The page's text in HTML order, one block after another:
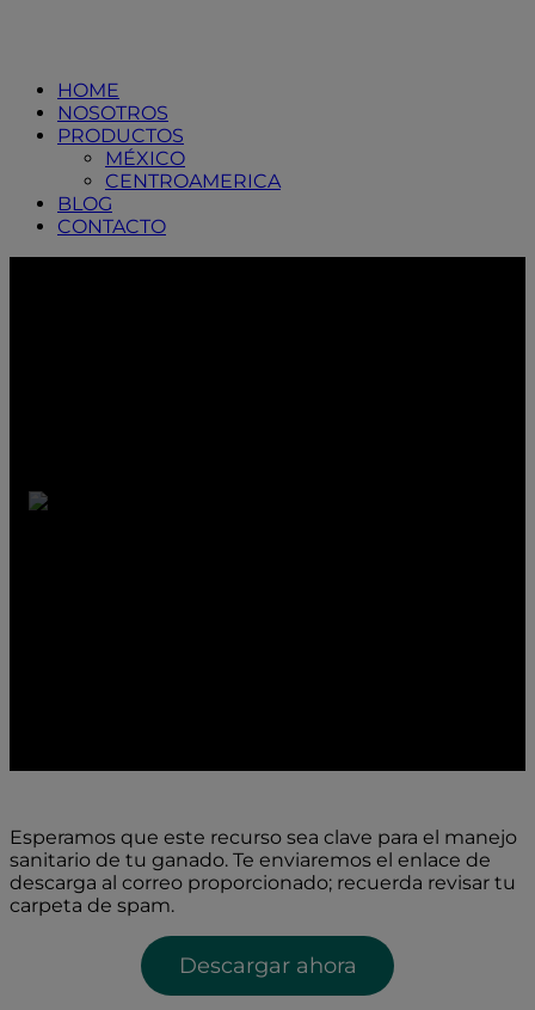
HOME
NOSOTROS
PRODUCTOS
MÉXICO
CENTROAMERICA
BLOG
CONTACTO
Esperamos que este recurso sea clave para el manejo
sanitario de tu ganado. Te enviaremos el enlace de
descarga al correo proporcionado; recuerda revisar tu
carpeta de spam.
Descargar ahora